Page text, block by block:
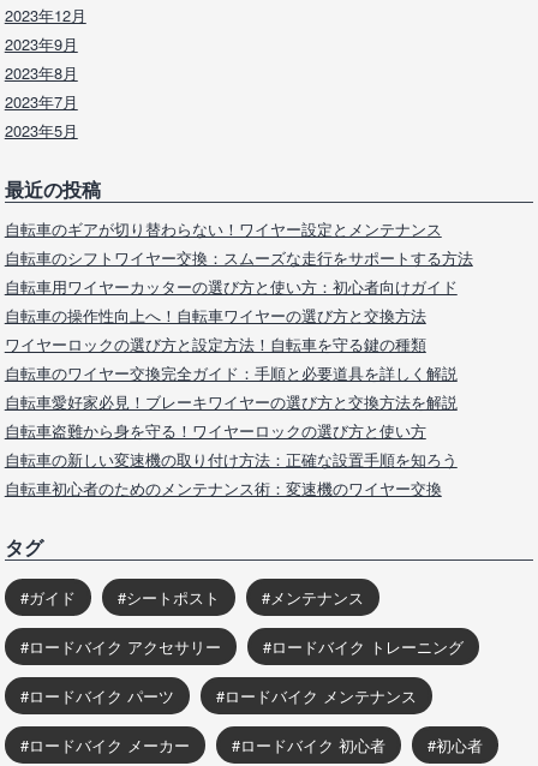
2023年12月
2023年9月
2023年8月
2023年7月
2023年5月
最近の投稿
自転車のギアが切り替わらない！ワイヤー設定とメンテナンス
自転車のシフトワイヤー交換：スムーズな走行をサポートする方法
自転車用ワイヤーカッターの選び方と使い方：初心者向けガイド
自転車の操作性向上へ！自転車ワイヤーの選び方と交換方法
ワイヤーロックの選び方と設定方法！自転車を守る鍵の種類
自転車のワイヤー交換完全ガイド：手順と必要道具を詳しく解説
自転車愛好家必見！ブレーキワイヤーの選び方と交換方法を解説
自転車盗難から身を守る！ワイヤーロックの選び方と使い方
自転車の新しい変速機の取り付け方法：正確な設置手順を知ろう
自転車初心者のためのメンテナンス術：変速機のワイヤー交換
タグ
ガイド シートポスト メンテナンス
ロードバイク アクセサリー ロードバイク トレーニング
ロードバイク パーツ ロードバイク メンテナンス
ロードバイク メーカー ロードバイク 初心者 初心者